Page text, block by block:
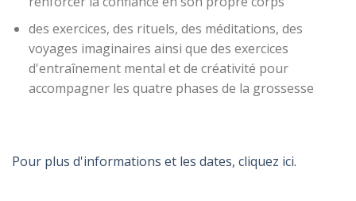
des exercices, des rituels, des méditations, des
voyages imaginaires ainsi que des exercices
d'entraînement mental et de créativité pour
accompagner les quatre phases de la grossesse
Pour plus d'informations et les dates, cliquez ici.